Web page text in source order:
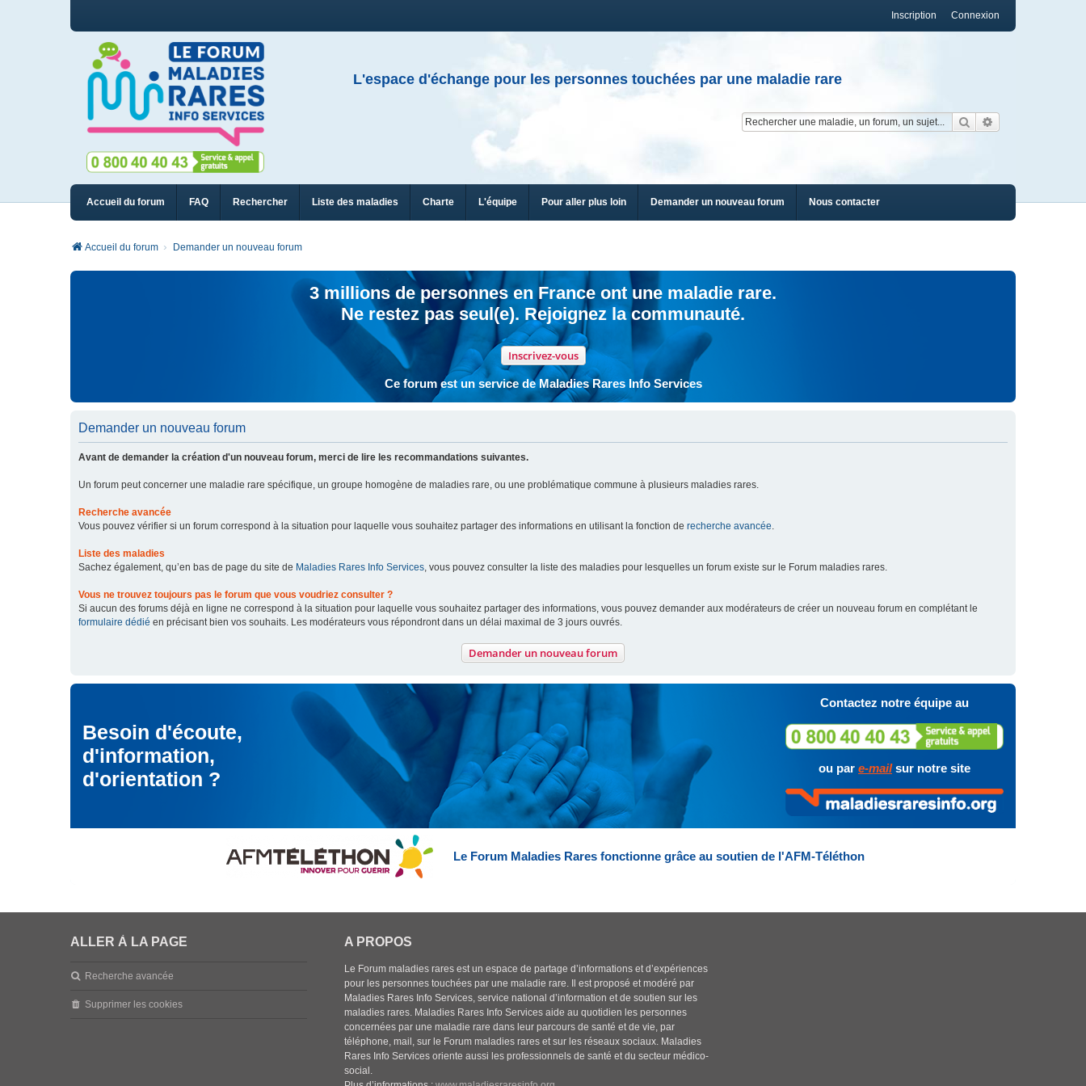
Connexion
Inscription
L'espace d'échange pour les personnes touchées par une maladie rare
Rechercher
Accueil du forum FAQ Rechercher Liste des maladies Charte L'équipe Pour aller plus loin Demander un nouveau forum Nous contacter
Accueil du forum Demander un nouveau forum
3 millions de personnes en France ont une maladie rare.
Ne restez pas seul(e). Rejoignez la communauté.
Inscrivez-vous
Ce forum est un service de Maladies Rares Info Services
Demander un nouveau forum
Avant de demander la création d'un nouveau forum, merci de lire les recommandations suivantes.
Un forum peut concerner une maladie rare spécifique, un groupe homogène de maladies rare, ou une problématique commune à plusieurs maladies rares.
Recherche avancée
Vous pouvez vérifier si un forum correspond à la situation pour laquelle vous souhaitez partager des informations en utilisant la fonction de recherche avancée.
Liste des maladies
Sachez également, qu’en bas de page du site de Maladies Rares Info Services, vous pouvez consulter la liste des maladies pour lesquelles un forum existe sur le Forum maladies rares.
Vous ne trouvez toujours pas le forum que vous voudriez consulter ?
Si aucun des forums déjà en ligne ne correspond à la situation pour laquelle vous souhaitez partager des informations, vous pouvez demander aux modérateurs de créer un nouveau forum en complétant le
formulaire dédié en précisant bien vos souhaits. Les modérateurs vous répondront dans un délai maximal de 3 jours ouvrés.
Demander un nouveau forum
Besoin d'écoute,
d'information,
d'orientation ?
Contactez notre équipe au
ou par e-mailsur notre site
Le Forum Maladies Rares fonctionne grâce au soutien de l'AFM-Téléthon
ALLER À LA PAGE
Recherche avancée
Supprimer les cookies
A PROPOS
Le Forum maladies rares est un espace de partage d’informations et d’expériences
pour les personnes touchées par une maladie rare. Il est proposé et modéré par
Maladies Rares Info Services, service national d’information et de soutien sur les
maladies rares. Maladies Rares Info Services aide au quotidien les personnes
concernées par une maladie rare dans leur parcours de santé et de vie, par
téléphone, mail, sur le Forum maladies rares et sur les réseaux sociaux. Maladies
Rares Info Services oriente aussi les professionnels de santé et du secteur médico-
social.